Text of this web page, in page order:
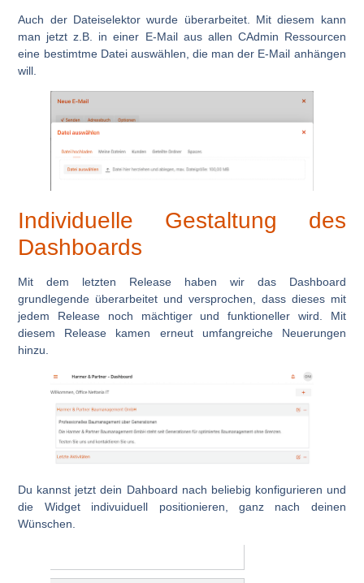
Auch der Dateiselektor wurde überarbeitet. Mit diesem kann
man jetzt z.B. in einer E-Mail aus allen CAdmin Ressourcen
eine bestimtme Datei auswählen, die man der E-Mail anhängen
will.
Individuelle Gestaltung des
Dashboards
Mit dem letzten Release haben wir das Dashboard
grundlegende überarbeitet und versprochen, dass dieses mit
jedem Release noch mächtiger und funktioneller wird. Mit
diesem Release kamen erneut umfangreiche Neuerungen
hinzu.
Du kannst jetzt dein Dahboard nach beliebig konfigurieren und
die Widget indivuiduell positionieren, ganz nach deinen
Wünschen.